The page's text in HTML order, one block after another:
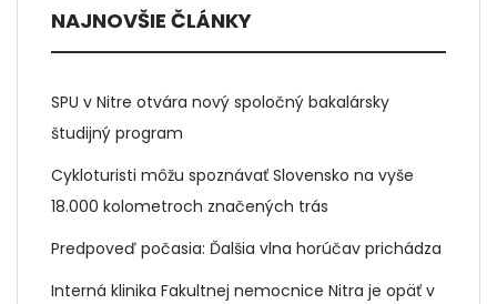
NAJNOVŠIE ČLÁNKY
SPU v Nitre otvára nový spoločný bakalársky
študijný program
Cykloturisti môžu spoznávať Slovensko na vyše
18.000 kolometroch značených trás
Predpoveď počasia: Ďalšia vlna horúčav prichádza
Interná klinika Fakultnej nemocnice Nitra je opäť v